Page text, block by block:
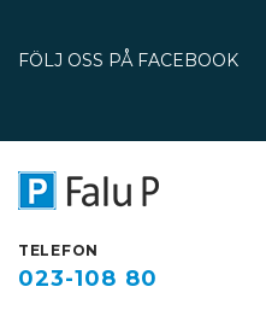
fordon
under
oktober.
FÖLJ OSS PÅ FACEBOOK
TELEFON
023-108 80